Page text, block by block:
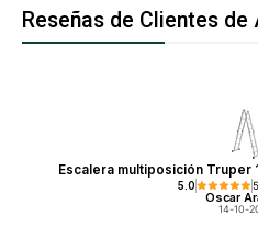
Reseñas de Clientes
Escalera multiposición Truper
5.0
Oscar
14-10-